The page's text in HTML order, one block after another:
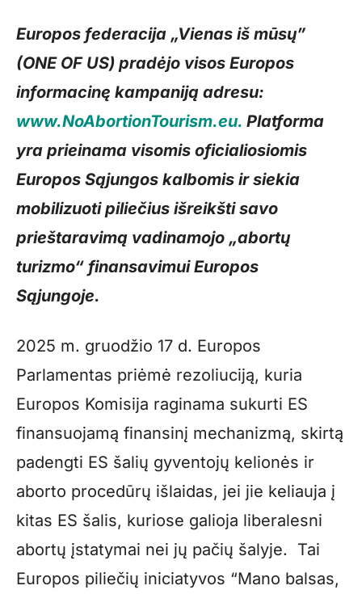
Europos federacija „Vienas iš mūsų”
(ONE OF US) pradėjo visos Europos
informacinę kampaniją adresu:
www.NoAbortionTourism.eu. Platforma
yra prieinama visomis oficialiosiomis
Europos Sąjungos kalbomis ir siekia
mobilizuoti piliečius išreikšti savo
prieštaravimą vadinamojo „abortų
turizmo“ finansavimui Europos
Sąjungoje.
2025 m. gruodžio 17 d. Europos
Parlamentas priėmė rezoliuciją, kuria
Europos Komisija raginama sukurti ES
finansuojamą finansinį mechanizmą, skirtą
padengti ES šalių gyventojų kelionės ir
aborto procedūrų išlaidas, jei jie keliauja į
kitas ES šalis, kuriose galioja liberalesni
abortų įstatymai nei jų pačių šalyje. Tai
Europos piliečių iniciatyvos “Mano balsas,